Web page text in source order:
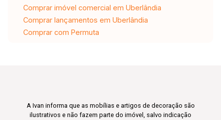
Comprar imóvel comercial em Uberlândia
Comprar lançamentos em Uberlândia
Comprar com Permuta
A Ivan informa que as mobílias e artigos de decoração são
ilustrativos e não fazem parte do imóvel, salvo indicação